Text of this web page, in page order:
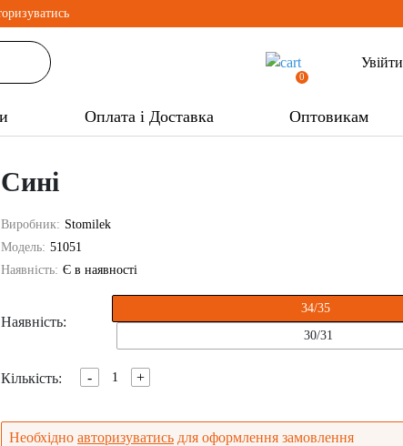
0
Увійти
Оплата і Доставка Оптовикам
Сині
Виробник: Stomilek
Модель: 51051
Наявність: Є в наявності
Наявність:
34/35
30/31
Кількість: - +
Необхідно авторизуватись для оформлення замовлення